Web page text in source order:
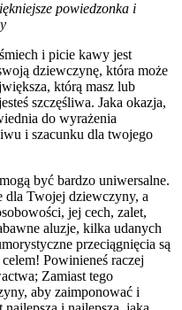
powiedzonka i
i picie kawy jest
dziewczynę, która może
którą masz lub
szczęśliwa. Jaka okazja,
do wyrażenia
i szacunku dla twojego
być bardzo uniwersalne.
dla Twojej dziewczyny, a
jej cech, zalet,
aluzje, kilka udanych
przeciągnięcia są
Powinieneś raczej
Zamiast tego
aby zaimponować i